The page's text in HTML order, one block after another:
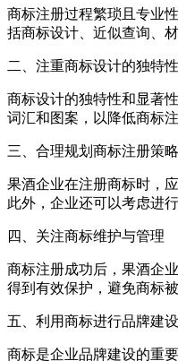
商标注册过程繁琐且专业
括商标设计、近似查询、
二、注重商标设计的独特
商标设计的独特性和显著
词汇和图案，以降低商标
三、合理规划商标注册策略
果酒企业在注册商标时，
此外，企业还可以考虑进
四、关注商标维护与管理
商标注册成功后，果酒企
得到有效保护，避免商标
五、利用商标进行品牌建
商标是企业品牌建设的重